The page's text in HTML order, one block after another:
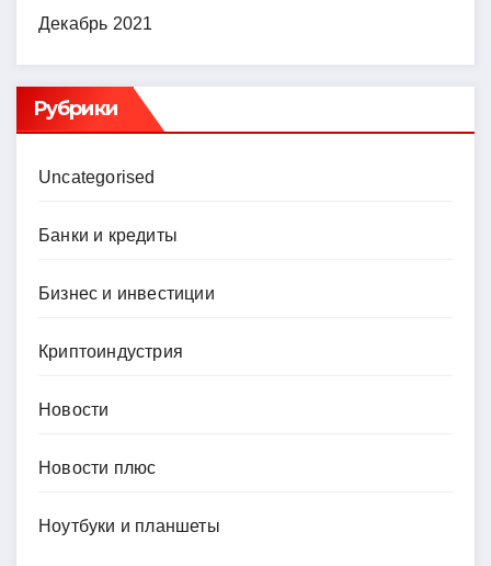
Декабрь 2021
Рубрики
Uncategorised
Банки и кредиты
Бизнес и инвестиции
Криптоиндустрия
Новости
Новости плюс
Ноутбуки и планшеты